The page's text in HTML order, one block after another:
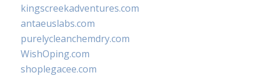
kingscreekadventures.com
antaeuslabs.com
purelycleanchemdry.com
WishOping.com
shoplegacee.com